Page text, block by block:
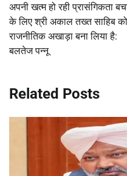
अपनी खत्म हो रही प्रासंगिकता
के लिए श्री अकाल तख्त साहिब को
राजनीतिक अखाड़ा बना लिया है:
बलतेज पन्नू
Related Posts